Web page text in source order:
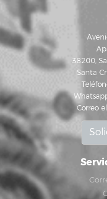
38200,
Santa
Correo